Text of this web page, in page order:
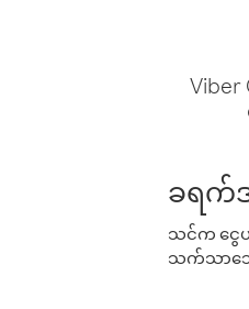
ခရက်ဒ
သင်က ငွေ
သက်သာသေ